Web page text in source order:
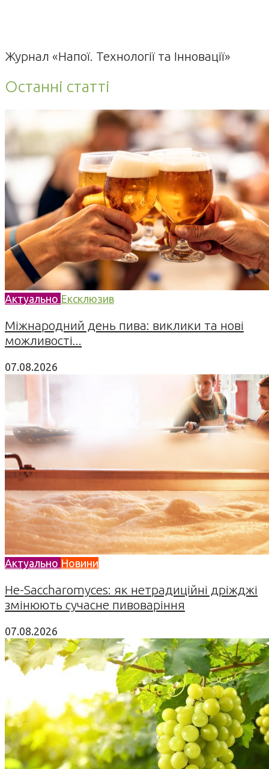
Журнал «Напої. Технології та Інновації»
Останні статті
Актуально Ексклюзив
Міжнародний день пива: виклики та нові
можливості...
07.08.2026
Актуально Новини
Не-Saccharomyces: як нетрадиційні дріжджі
змінюють сучасне пивоваріння
07.08.2026